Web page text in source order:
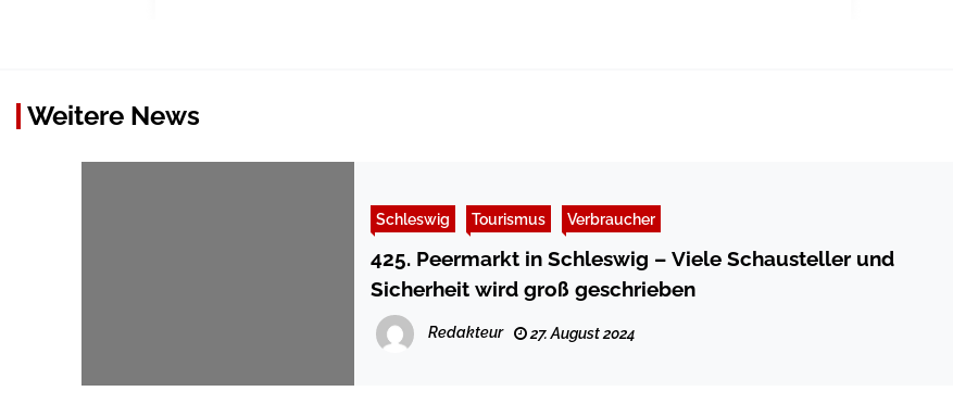
Weitere News
Schleswig Tourismus Verbraucher
425. Peermarkt in Schleswig – Viele Schausteller und
Sicherheit wird groß geschrieben
Redakteur 27. August 2024